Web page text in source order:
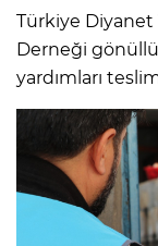
Türkiye Diyanet
Derneği
yardımları